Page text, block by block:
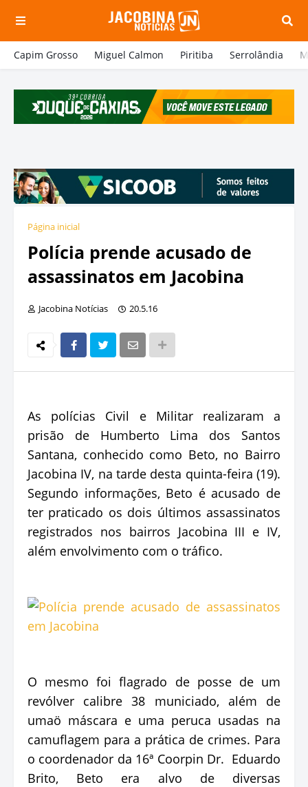
Capim Grosso Miguel Calmon Piritiba Serrolândia
Página inicial
Polícia prende acusado de
assassinatos em Jacobina
Jacobina Notícias 20.5.16
As polícias Civil e Militar realizaram a
prisão de Humberto Lima dos Santos
Santana, conhecido como Beto, no Bairro
Jacobina IV, na tarde desta quinta-feira (19).
Segundo informações, Beto é acusado de
ter praticado os dois últimos assassinatos
registrados nos bairros Jacobina III e IV,
além envolvimento com o tráfico.
O mesmo foi flagrado de posse de um
revólver calibre 38 municiado, além de
umaö máscara e uma peruca usadas na
camuflagem para a prática de crimes. Para
o coordenador da 16ª Coorpin Dr. Eduardo
Brito, Beto era alvo de diversas